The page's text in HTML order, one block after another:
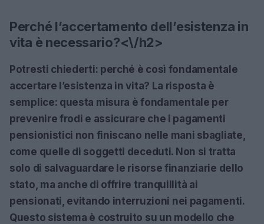
Perché l’accertamento dell’esistenza in
vita è necessario?<\/h2>
Potresti chiederti: perché è così fondamentale
accertare l’esistenza in vita? La risposta è
semplice: questa misura è fondamentale per
prevenire frodi e assicurare che i pagamenti
pensionistici non finiscano nelle mani sbagliate,
come quelle di soggetti deceduti. Non si tratta
solo di salvaguardare le risorse finanziarie dello
stato, ma anche di offrire tranquillità ai
pensionati, evitando interruzioni nei pagamenti.
Questo sistema è costruito su un modello che